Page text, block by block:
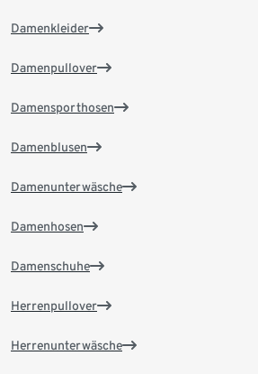
Damenkleider
Damenpullover
Damensporthosen
Damenblusen
Damenunterwäsche
Damenhosen
Damenschuhe
Herrenpullover
Herrenunterwäsche